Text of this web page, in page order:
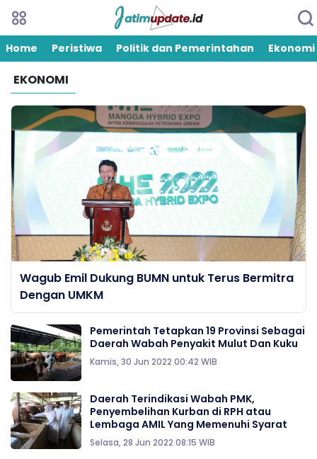
Home Peristiwa Politik dan Pemerintahan Ekonomi
EKONOMI
Wagub Emil Dukung BUMN untuk Terus Bermitra
Dengan UMKM
Pemerintah Tetapkan 19 Provinsi Sebagai
Daerah Wabah Penyakit Mulut Dan Kuku
Kamis, 30 Jun 2022 00:42 WIB
Daerah Terindikasi Wabah PMK,
Penyembelihan Kurban di RPH atau
Lembaga AMIL Yang Memenuhi Syarat
Selasa, 28 Jun 2022 08:15 WIB